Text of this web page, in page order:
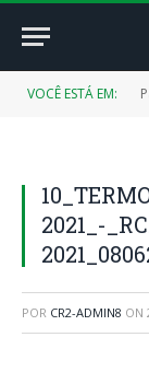
VOCÊ ESTÁ EM:
2021_-
POR CR2-ADMIN8 ON